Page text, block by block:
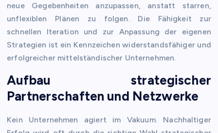
neue Gegebenheiten anzupassen, anstatt starren,
unflexiblen Plänen zu folgen. Die Fähigkeit zur
schnellen Iteration und zur Anpassung der eigenen
Strategien ist ein Kennzeichen widerstandsfähiger und
erfolgreicher mittelständischer Unternehmen.
Aufbau strategischer
Partnerschaften und Netzwerke
Kein Unternehmen agiert im Vakuum. Nachhaltiger